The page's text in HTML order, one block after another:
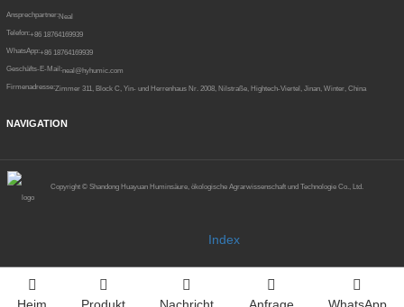
Ansprechpartner:Neal
Telefon:+86 18764169939
WhatsApp:+86 18764169939
Geschäfts-E-Mail:neal@hyhumic.com
Firmenadresse:Zimmer 311, Block C, Yin- und Herrenhaus Nr. 2008, Nilstraße, Hightech-Viertel, Jinan, Winter, China
NAVIGATION
Copyright © Shandong Huayuan Huminsäure, ökologische Agrarwissenschaft und Technologie Co., Ltd.
Index
Heim Produkt Nachricht Anfrage WhatsApp